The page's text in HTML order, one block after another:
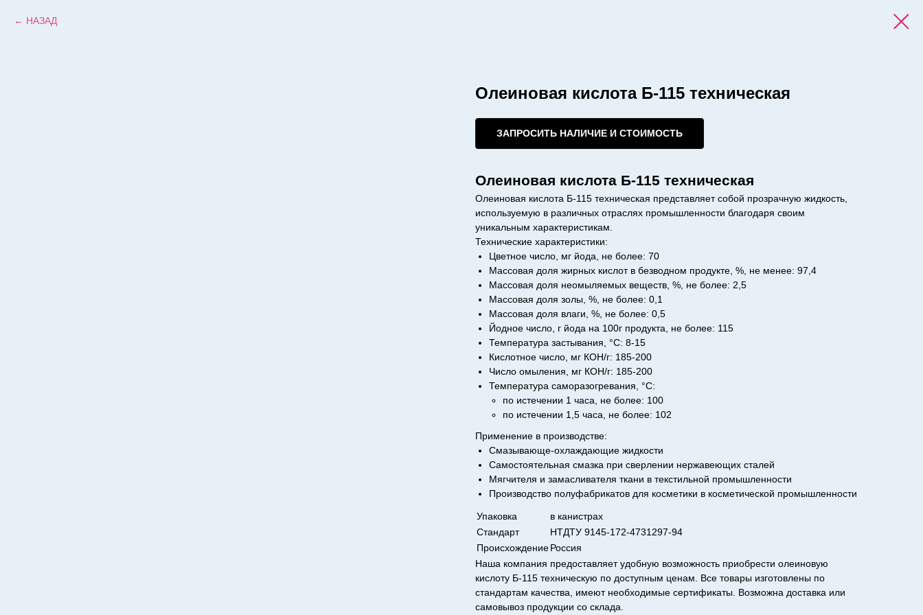
НАЗАД
Олеиновая кислота Б-115 техническая
ЗАПРОСИТЬ НАЛИЧИЕ И СТОИМОСТЬ
Олеиновая кислота Б-115 техническая
Олеиновая кислота Б-115 техническая представляет собой прозрачную жидкость,
используемую в различных отраслях промышленности благодаря своим
уникальным характеристикам.
Технические характеристики:
Цветное число, мг йода, не более: 70
Массовая доля жирных кислот в безводном продукте, %, не менее: 97,4
Массовая доля неомыляемых веществ, %, не более: 2,5
Массовая доля золы, %, не более: 0,1
Массовая доля влаги, %, не более: 0,5
Йодное число, г йода на 100г продукта, не более: 115
Температура застывания, °С: 8-15
Кислотное число, мг КОН/г: 185-200
Число омыления, мг КОН/г: 185-200
Температура саморазогревания, °С:
по истечении 1 часа, не более: 100
по истечении 1,5 часа, не более: 102
Применение в производстве:
Смазывающе-охлаждающие жидкости
Самостоятельная смазка при сверлении нержавеющих сталей
Мягчителя и замасливателя ткани в текстильной промышленности
Производство полуфабрикатов для косметики в косметической промышленности
Упаковка
в канистрах
Стандарт
НТДТУ 9145-172-4731297-94
ПроисхождениеРоссия
Наша компания предоставляет удобную возможность приобрести олеиновую
кислоту Б-115 техническую по доступным ценам. Все товары изготовлены по
стандартам качества, имеют необходимые сертификаты. Возможна доставка или
самовывоз продукции со склада.